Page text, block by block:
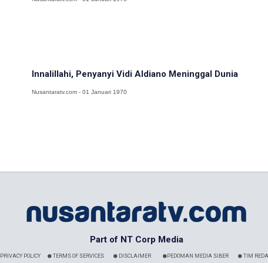
Innalillahi, Penyanyi Vidi Aldiano Meninggal Dunia
Nusantaratv.com - 01 Januari 1970
Part of NT Corp Media
PRIVACY POLICY TERMS OF SERVICES DISCLAIMER PEDOMAN MEDIA SIBER TIM